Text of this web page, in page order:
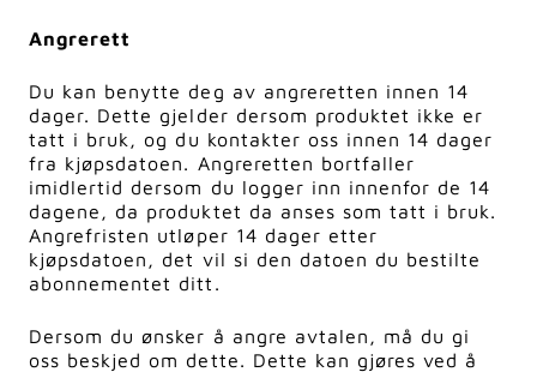
Angrerett
Du kan benytte deg av angreretten innen 14
dager. Dette gjelder dersom produktet ikke er
tatt i bruk, og du kontakter oss innen 14 dager
fra kjøpsdatoen. Angreretten bortfaller
imidlertid dersom du logger inn innenfor de 14
dagene, da produktet da anses som tatt i bruk.
Angrefristen utløper 14 dager etter
kjøpsdatoen, det vil si den datoen du bestilte
abonnementet ditt.
Dersom du ønsker å angre avtalen, må du gi
oss beskjed om dette. Dette kan gjøres ved å